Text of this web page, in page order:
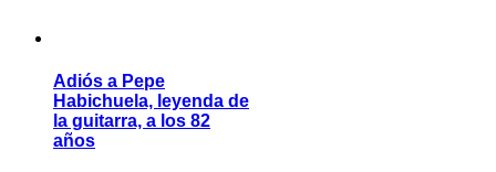
Adiós a Pepe
Habichuela, leyenda de
la guitarra, a los 82
años